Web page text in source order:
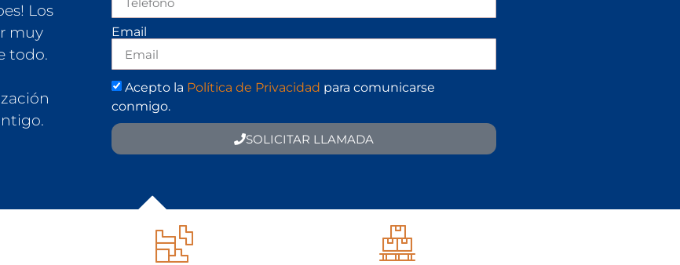
Los
muy
todo.
Email
Acepto la Política de Privacidad para comunicarse
conmigo.
SOLICITAR LLAMADA